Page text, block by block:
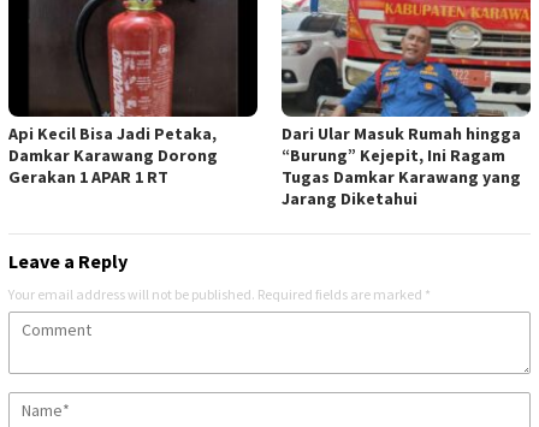
Api Kecil Bisa Jadi Petaka,
Damkar Karawang Dorong
Gerakan 1 APAR 1 RT
Dari Ular Masuk Rumah hingga
“Burung” Kejepit, Ini Ragam
Tugas Damkar Karawang yang
Jarang Diketahui
Leave a Reply
Your email address will not be published. Required fields are marked *